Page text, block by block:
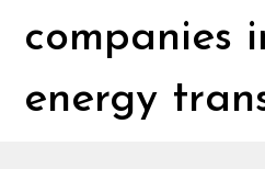
companies
energy